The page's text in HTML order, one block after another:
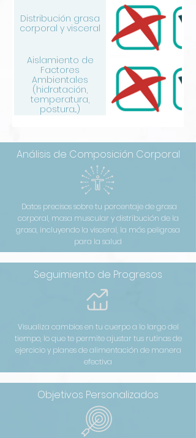
Distribución grasa
corporal y visceral
Aislamiento de
Factores
Ambientales
(hidratación,
temperatura,
postura...)
Análisis de Composición Corporal
Datos precisos sobre tu porcentaje de grasa
corporal, masa muscular y distribución de la
grasa, incluyendo la visceral, la más peligrosa
para la salud
Seguimiento de Progresos
Visualiza cambios en tu cuerpo a lo largo del
tiempo, lo que te permite ajustar tus rutinas de
ejercicio y planes de alimentación de manera
efectiva
Objetivos Personalizados